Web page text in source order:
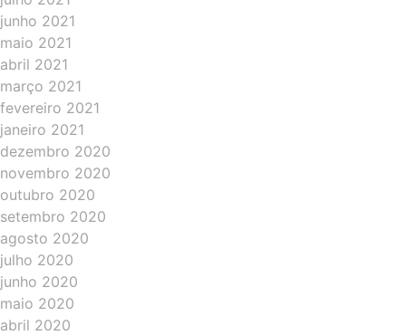
junho 2021
maio 2021
abril 2021
março 2021
fevereiro 2021
janeiro 2021
dezembro 2020
novembro 2020
outubro 2020
setembro 2020
agosto 2020
julho 2020
junho 2020
maio 2020
abril 2020